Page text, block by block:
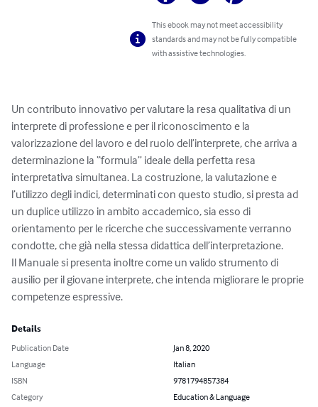
This ebook may not meet accessibility
standards and may not be fully compatible
with assistive technologies.
Un contributo innovativo per valutare la resa qualitativa di un
interprete di professione e per il riconoscimento e la
valorizzazione del lavoro e del ruolo dell’interprete, che arriva a
determinazione la “formula” ideale della perfetta resa
interpretativa simultanea. La costruzione, la valutazione e
l’utilizzo degli indici, determinati con questo studio, si presta ad
un duplice utilizzo in ambito accademico, sia esso di
orientamento per le ricerche che successivamente verranno
condotte, che già nella stessa didattica dell’interpretazione.
Il Manuale si presenta inoltre come un valido strumento di
ausilio per il giovane interprete, che intenda migliorare le proprie
competenze espressive.
Details
Publication Date
Jan 8, 2020
Language
Italian
ISBN
9781794857384
Category
Education & Language